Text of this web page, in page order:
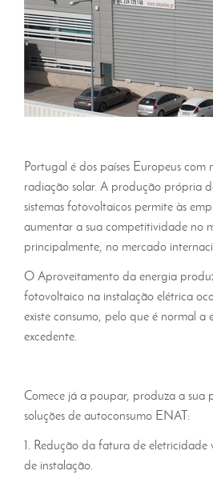
Portugal é dos países Europeus com
radiação solar. A produção própria
sistemas fotovoltaicos permite às
aumentar a sua competitividade no
principalmente, no mercado
O Aproveitamento da energia
fotovoltaico na instalação elétrica
existe consumo, pelo que é normal a
excedente.
Comece já a poupar, produza a sua
soluções de autoconsumo ENAT:
1. Redução da fatura de eletricidade
de instalação.